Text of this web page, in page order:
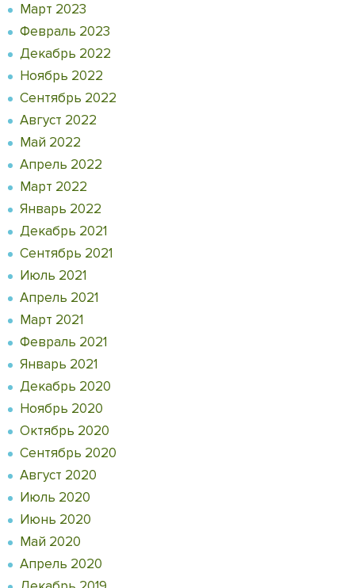
Март 2023
Февраль 2023
Декабрь 2022
Ноябрь 2022
Сентябрь 2022
Август 2022
Май 2022
Апрель 2022
Март 2022
Январь 2022
Декабрь 2021
Сентябрь 2021
Июль 2021
Апрель 2021
Март 2021
Февраль 2021
Январь 2021
Декабрь 2020
Ноябрь 2020
Октябрь 2020
Сентябрь 2020
Август 2020
Июль 2020
Июнь 2020
Май 2020
Апрель 2020